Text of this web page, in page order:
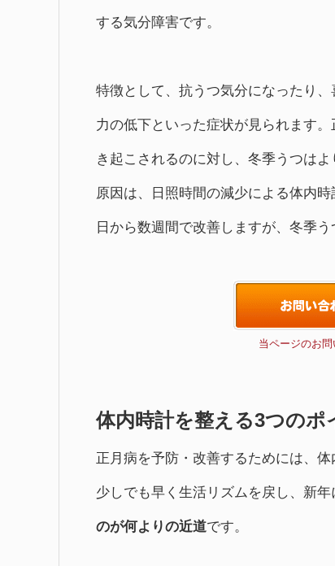
する気分障害です。
特徴として、抗うつ気分になったり
力の低下といった症状が見られます
き起こされるのに対し、冬季うつは
原因は、日照時間の減少による体内
日から数週間で改善しますが、冬季
当ページのお
体内時計を整える3つのポ
正月病を予防・改善するためには、体
少しでも早く生活リズムを戻し、新年
のが何よりの近道です。